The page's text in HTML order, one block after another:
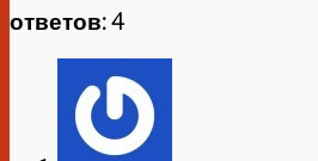
ответов: 4